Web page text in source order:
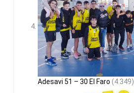
Adesavi 51 – 30 El Faro (4.349)